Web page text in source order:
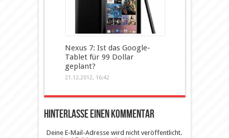
Nexus 7: Ist das Google-
Tablet für 99 Dollar
geplant?
21.12.2012, 16:42
Hinterlasse einen Kommentar
Deine E-Mail-Adresse wird nicht veröffentlicht.